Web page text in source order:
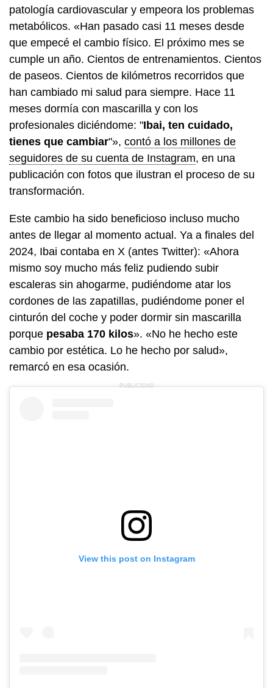
patología cardiovascular y empeora los problemas
metabólicos. «Han pasado casi 11 meses desde
que empecé el cambio físico. El próximo mes se
cumple un año. Cientos de entrenamientos. Cientos
de paseos. Cientos de kilómetros recorridos que
han cambiado mi salud para siempre. Hace 11
meses dormía con mascarilla y con los
profesionales diciéndome: "Ibai, ten cuidado,
tienes que cambiar"», contó a los millones de
seguidores de su cuenta de Instagram, en una
publicación con fotos que ilustran el proceso de su
transformación.
Este cambio ha sido beneficioso incluso mucho
antes de llegar al momento actual. Ya a finales del
2024, Ibai contaba en X (antes Twitter): «Ahora
mismo soy mucho más feliz pudiendo subir
escaleras sin ahogarme, pudiéndome atar los
cordones de las zapatillas, pudiéndome poner el
cinturón del coche y poder dormir sin mascarilla
porque pesaba 170 kilos». «No he hecho este
cambio por estética. Lo he hecho por salud»,
remarcó en esa ocasión.
View this post on Instagram